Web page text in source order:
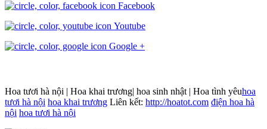
Facebook
Youtube
Google +
Hoa tươi hà nội | Hoa khai trương| hoa sinh nhật | Hoa tình yêuhoa
tươi hà nội hoa khai trương Liên kết: http://hoatot.com điện hoa hà
nội hoa tươi hà nội